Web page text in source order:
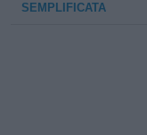
SEMPLIFICATA